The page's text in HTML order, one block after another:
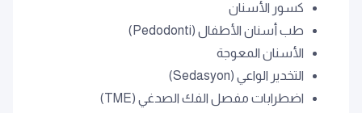
كسور الأسنان
طب أسنان الأطفال (Pedodonti)
الأسنان المعوجة
التخدير الواعي (Sedasyon)
اضطرابات مفصل الفك الصدغي (TME)